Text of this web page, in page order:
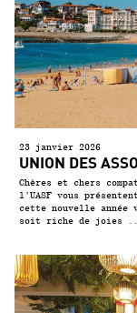
23 janvier 2026
UNION DES
Chères et chers
l’UASF vous
cette nouvelle année
soit riche de joies